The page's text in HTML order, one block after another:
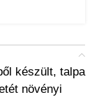
készült, talpa
növényi